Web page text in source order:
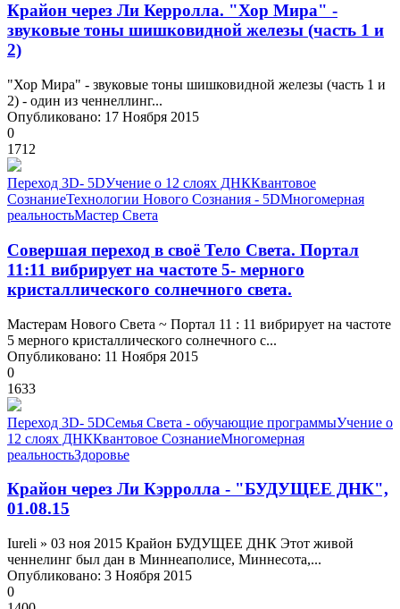
Крайон через Ли Керролла. "Хор Мира" -
звуковые тоны шишковидной железы (часть 1 и
2)
"Хор Мира" - звуковые тоны шишковидной железы (часть 1 и
2) - один из ченнеллинг...
Опубликовано: 17 Ноября 2015
0
1712
Переход 3D- 5DУчение о 12 слоях ДНККвантовое
СознаниеТехнологии Нового Сознания - 5DМногомерная
реальностьМастер Света
Совершая переход в своё Тело Света. Портал
11:11 вибрирует на частоте 5- мерного
кристаллического солнечного света.
Мастерам Нового Света ~ Портал 11 : 11 вибрирует на частоте
5 мерного кристаллического солнечного с...
Опубликовано: 11 Ноября 2015
0
1633
Переход 3D- 5DСемья Света - обучающие программыУчение о
12 слоях ДНККвантовое СознаниеМногомерная
реальностьЗдоровье
Крайон через Ли Кэрролла - "БУДУЩЕЕ ДНК",
01.08.15
Iureli » 03 ноя 2015 Крайон БУДУЩЕЕ ДНК Этот живой
ченнелинг был дан в Миннеаполисе, Миннесота,...
Опубликовано: 3 Ноября 2015
0